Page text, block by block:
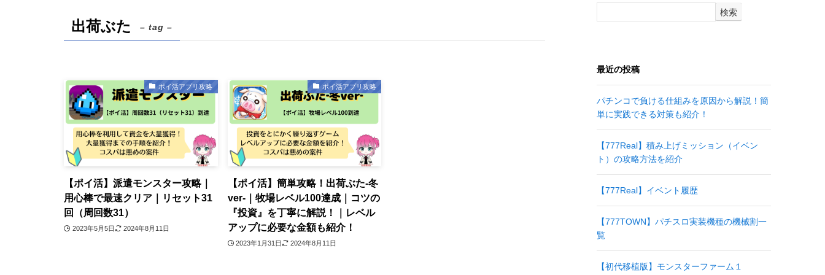
出荷ぶた – tag –
ポイ活アプリ攻略
【ポイ活】派遣モンスター攻略｜
用心棒で最速クリア｜リセット31
回（周回数31）
2023年5月5日 2024年8月11日
ポイ活アプリ攻略
【ポイ活】簡単攻略！出荷ぶた‐冬
ver‐｜牧場レベル100達成｜コツの
『投資』を丁寧に解説！｜レベル
アップに必要な金額も紹介！
2023年1月31日 2024年8月11日
検索
最近の投稿
パチンコで負ける仕組みを原因から解説！簡
単に実践できる対策も紹介！
【777Real】積み上げミッション（イベン
ト）の攻略方法を紹介
【777Real】イベント履歴
【777TOWN】パチスロ実装機種の機械割一
覧
【初代移植版】モンスターファーム１